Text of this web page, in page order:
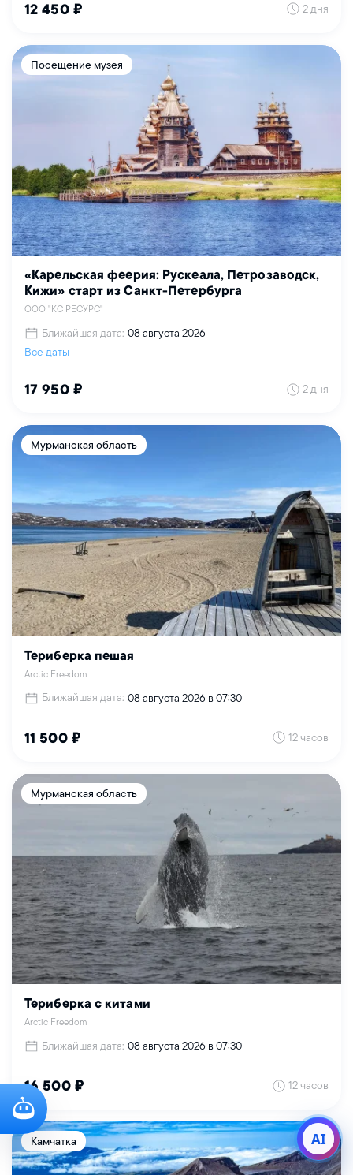
12 450 ₽ 2 дня
Посещение музея
«Карельская феерия: Рускеала, Петрозаводск,
Кижи» старт из Санкт-Петербурга
ООО "КС РЕСУРС"
Ближайшая дата: 08 августа 2026
Все даты
17 950 ₽ 2 дня
Мурманская область
Териберка пешая
Arctic Freedom
Ближайшая дата: 08 августа 2026 в 07:30
11 500 ₽ 12 часов
Мурманская область
Териберка с китами
Arctic Freedom
Ближайшая дата: 08 августа 2026 в 07:30
16 500 ₽ 12 часов
Камчатка AI